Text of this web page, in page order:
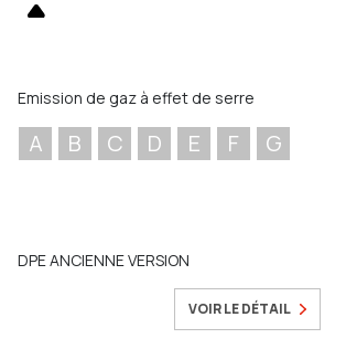
Emission de gaz à effet de serre
A B C D E F G
DPE ANCIENNE VERSION
VOIR LE DÉTAIL